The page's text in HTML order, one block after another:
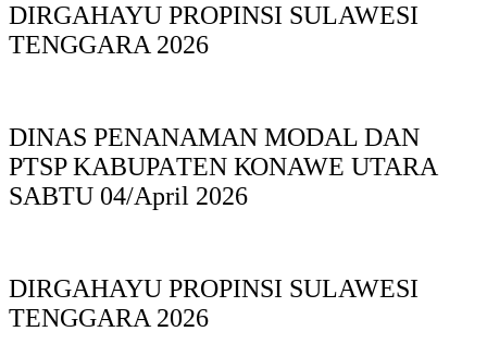
DIRGAHAYU PROPINSI SULAWESI
TENGGARA 2026
DINAS PΕΝΑΝΑΜAN MODAL DAN
PTSP KABUPAΤΕΝ ΚΟNAWE UTARA
SABTU 04/April 2026
DIRGAHAYU PROPINSI SULAWESI
TENGGARA 2026